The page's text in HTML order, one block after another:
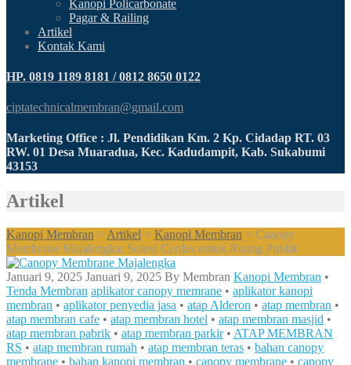
Kanopi Policarbonate
Pagar & Railing
Artikel
Kontak Kami
HP. 0819 1189 8181 / 0812 8650 0122
ciptatechnicalmembran@gmail.com
Marketing Office : Jl. Pendidikan Km. 2 Kp. Cidadap RT. 03
RW. 01 Desa Muaradua, Kec. Kadudampit, Kab. Sukabumi
43153
Artikel
Kanopi Membran > Artikel > Kanopi Membran > Canopy
Membrane Majalengka: Solusi Cerdas untuk Ruang Publik
Januari 9, 2025 Januari 9, 2025 By Membran Kanopi Membran •
Tenda Membran aplikator canopy memrane • aplikator kanopi
membran • aplikator penyedia jasa • atap Alderon • atap membran •
atap membran cafe • atap membran hotel • atap membran masjid •
atap membran pabrik • atap membran parkir• ATAP MEMBRAN
RS • atap membran rumah • atap membran teras • bahan canopy
membrane • bahan kanopi membran • canopy membrane • canopy